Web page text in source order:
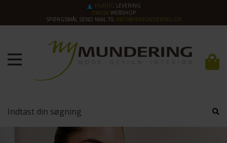
HURTIG LEVERING
DANSKWEBSHOP
SPØRGSMÅL SEND MAIL TIL INFO@NYMUNDERING.DK